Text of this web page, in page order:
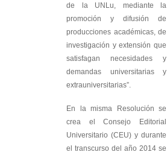
de la UNLu, mediante la
promoción y difusión de
producciones académicas, de
investigación y extensión que
satisfagan necesidades y
demandas universitarias y
extrauniversitarias”.
En la misma Resolución se
crea el Consejo Editorial
Universitario (CEU) y durante
el transcurso del año 2014 se